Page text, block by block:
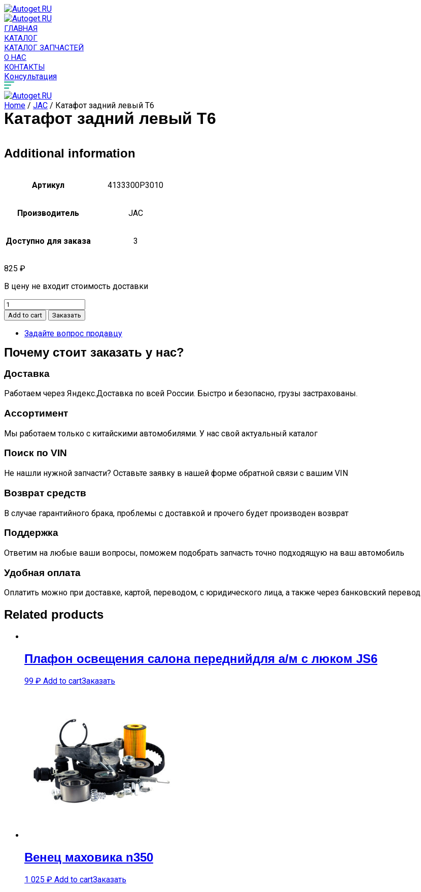
ГЛАВНАЯ
КАТАЛОГ
КАТАЛОГ ЗАПЧАСТЕЙ
О НАС
КОНТАКТЫ
Консультация
Home / JAC / Катафот задний левый T6
Катафот задний левый T6
Additional information
Артикул 4133300P3010
Производитель JAC
Доступно для заказа 3
825 ₽
В цену не входит стоимость доставки
Катафот
задний
левый
Add to cart Заказать
Задайте вопрос продавцу
Почему стоит заказать у нас?
Доставка
Работаем через Яндекс.Доставка по всей России. Быстро и безопасно, грузы застрахованы.
Ассортимент
Мы работаем только с китайскими автомобилями. У нас свой актуальный каталог
Поиск по VIN
Не нашли нужной запчасти? Оставьте заявку в нашей форме обратной связи с вашим VIN
Возврат средств
В случае гарантийного брака, проблемы с доставкой и прочего будет производен возврат
Поддержка
Ответим на любые ваши вопросы, поможем подобрать запчасть точно подходящую на ваш автомобиль
Удобная оплата
Оплатить можно при доставке, картой, переводом, с юридического лица, а также через банковский перевод
Related products
Плафон освещения салона переднийдля а/м с люком JS6
99 ₽ Add to cartЗаказать
Венец маховика n350
1 025 ₽ Add to cartЗаказать